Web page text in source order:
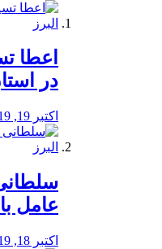
️اعطا
در
اکتبر 19, 2019
عامل
اکتبر 18, 2019